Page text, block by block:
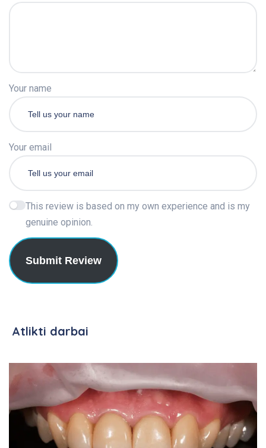
Your name
Your email
This review is based on my own experience and is my
genuine opinion.
Submit Review
Atlikti darbai